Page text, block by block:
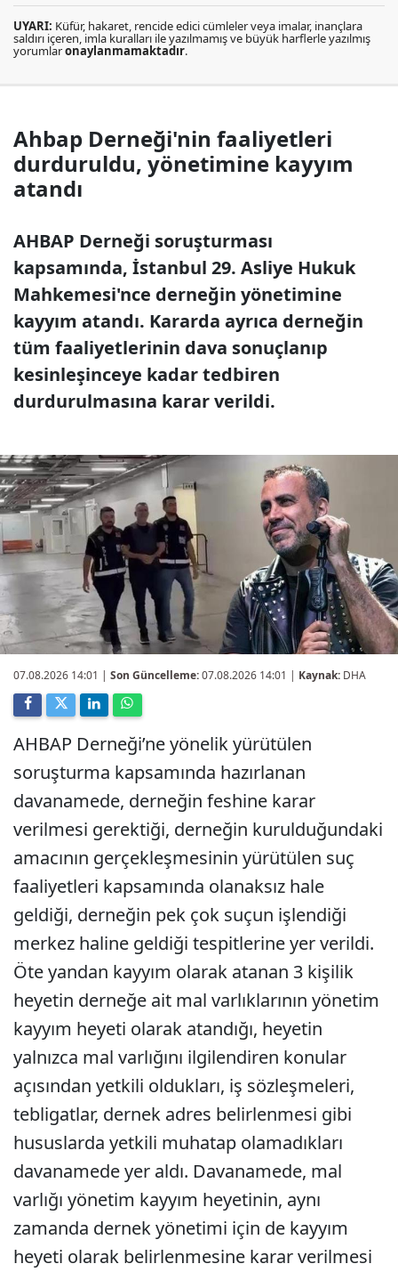
UYARI: Küfür, hakaret, rencide edici cümleler veya imalar, inançlara
saldırı içeren, imla kuralları ile yazılmamış ve büyük harflerle yazılmış
yorumlaronaylanmamaktadır.
Ahbap Derneği'nin faaliyetleri
durduruldu, yönetimine kayyım
atandı
AHBAP Derneği soruşturması
kapsamında, İstanbul 29. Asliye Hukuk
Mahkemesi'nce derneğin yönetimine
kayyım atandı. Kararda ayrıca derneğin
tüm faaliyetlerinin dava sonuçlanıp
kesinleşinceye kadar tedbiren
durdurulmasına karar verildi.
07.08.2026 14:01 | Son Güncelleme:07.08.2026 14:01 | Kaynak: DHA
AHBAP Derneği’ne yönelik yürütülen
soruşturma kapsamında hazırlanan
davanamede, derneğin feshine karar
verilmesi gerektiği, derneğin kurulduğundaki
amacının gerçekleşmesinin yürütülen suç
faaliyetleri kapsamında olanaksız hale
geldiği, derneğin pek çok suçun işlendiği
merkez haline geldiği tespitlerine yer verildi.
Öte yandan kayyım olarak atanan 3 kişilik
heyetin derneğe ait mal varlıklarının yönetim
kayyım heyeti olarak atandığı, heyetin
yalnızca mal varlığını ilgilendiren konular
açısından yetkili oldukları, iş sözleşmeleri,
tebligatlar, dernek adres belirlenmesi gibi
hususlarda yetkili muhatap olamadıkları
davanamede yer aldı. Davanamede, mal
varlığı yönetim kayyım heyetinin, aynı
zamanda dernek yönetimi için de kayyım
heyeti olarak belirlenmesine karar verilmesi